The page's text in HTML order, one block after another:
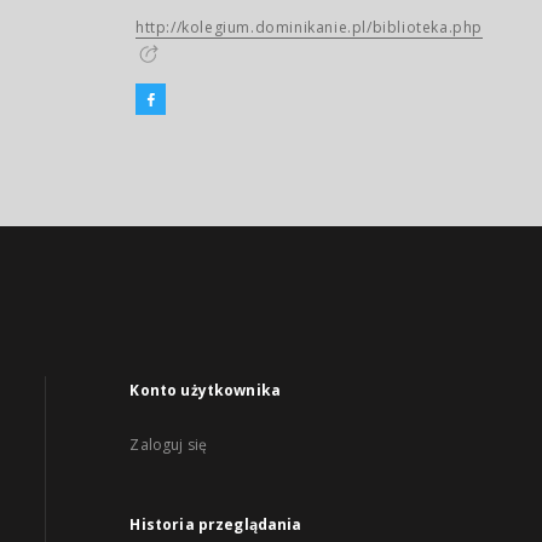
http://kolegium.dominikanie.pl/biblioteka.php
Konto użytkownika
Zaloguj się
Historia przeglądania